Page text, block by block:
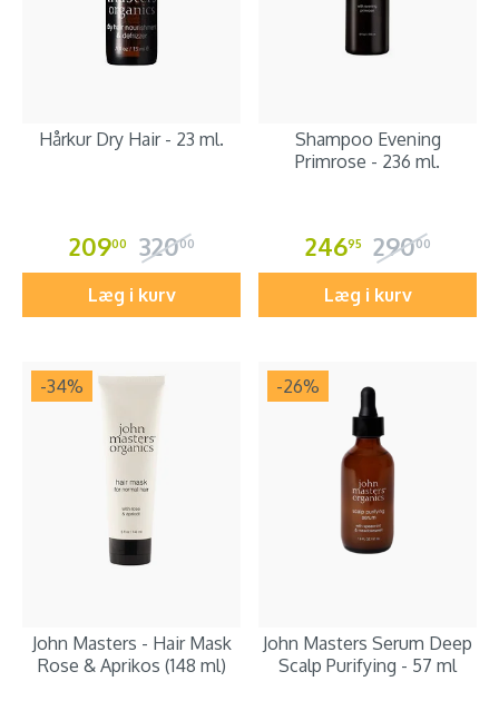
Hårkur Dry Hair - 23 ml.
20900 32000
Læg i kurv
Shampoo Evening
Primrose - 236 ml.
24695 29000
Læg i kurv
-34%
John Masters - Hair Mask
Rose & Aprikos (148 ml)
-26%
John Masters Serum Deep
Scalp Purifying - 57 ml